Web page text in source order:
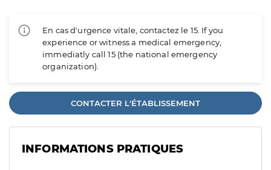
En cas d'urgence vitale, contactez le 15. If you
experience or witness a medical emergency,
immediatly call 15 (the national emergency
organization).
CONTACTER L'ÉTABLISSEMENT
INFORMATIONS PRATIQUES